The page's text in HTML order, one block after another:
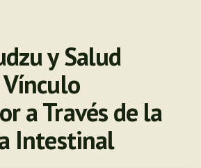
y Salud
a Través de la
Intestinal